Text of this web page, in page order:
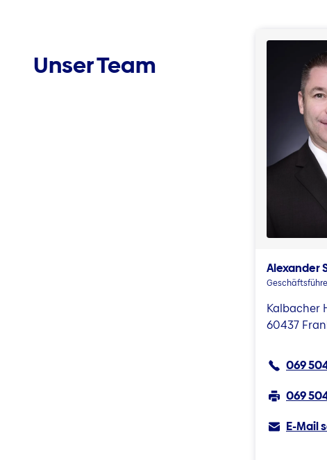
Unser Team
Alexander
Kalbacher
60437
069
069
E-Mail